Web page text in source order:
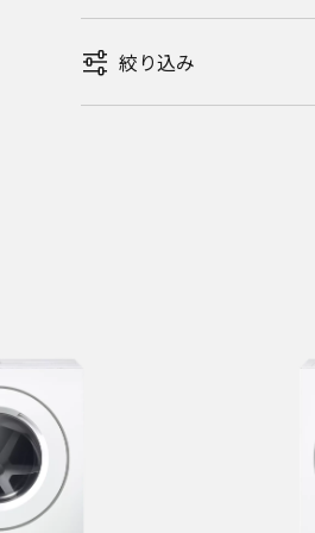
絞り込み